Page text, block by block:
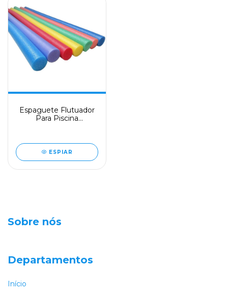
Espaguete Flutuador
Para Piscina
ESPIAR
Sobre nós
Departamentos
Início